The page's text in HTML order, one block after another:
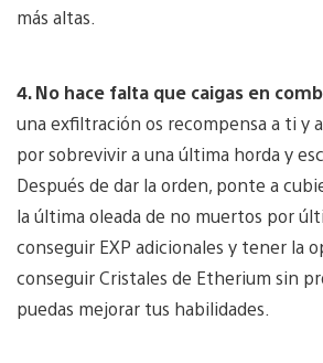
más altas.
4. No hace falta que caigas en
una exfiltración os recompensa a ti y
por sobrevivir a una última horda y
Después de dar la orden, ponte a
la última oleada de no muertos por
conseguir EXP adicionales y tener la
conseguir Cristales de Etherium sin
puedas mejorar tus habilidades.